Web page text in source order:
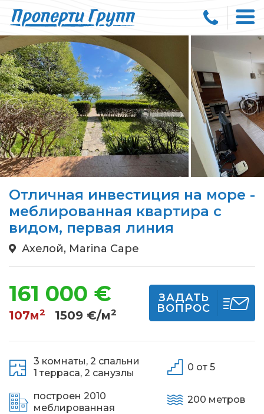
Отличная инвестиция на море -
меблированная квартира с
видом, первая линия
Ахелой, Marina Cape
161 000 €
107м2 1509 €/м2
ЗАДАТЬ
ВОПРОС
3 комнаты, 2 спальни
1 терраса, 2 санузлы
построен 2010
меблированная
0 от 5
200 метров